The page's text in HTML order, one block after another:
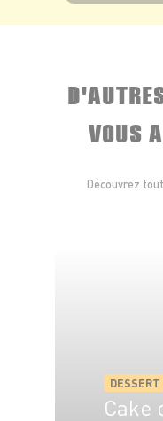
VOUS
Découvrez
DESSERT
Cake